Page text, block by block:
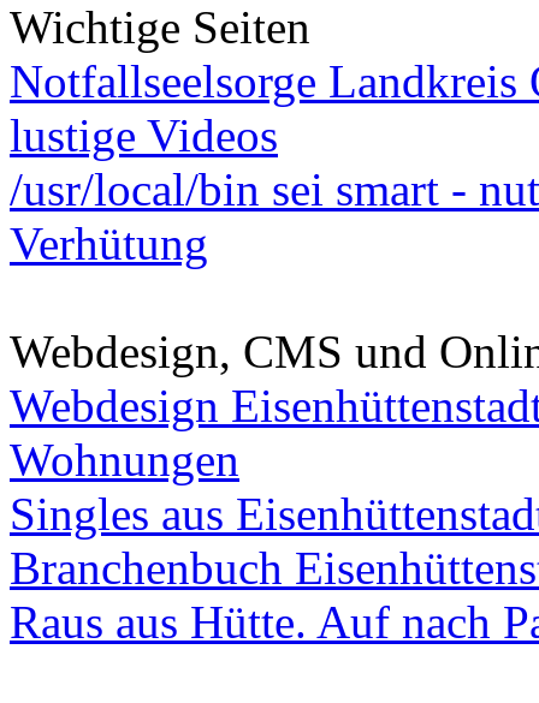
Wichtige Seiten
Notfallseelsorge Landkreis
lustige Videos
/usr/local/bin sei smart -
Verhütung
Webdesign, CMS und
Webdesign
Wohnungen
Singles aus
Branchenbuch
Raus aus Hütte. Auf nach